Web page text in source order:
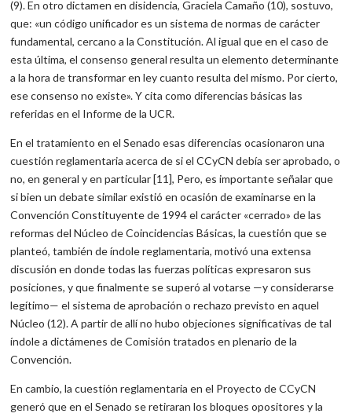
(9). En otro dictamen en disidencia, Graciela Camaño (10), sostuvo,
que: «un código unificador es un sistema de normas de carácter
fundamental, cercano a la Constitución. Al igual que en el caso de
esta última, el consenso general resulta un elemento determinante
a la hora de transformar en ley cuanto resulta del mismo. Por cierto,
ese consenso no existe». Y cita como diferencias básicas las
referidas en el Informe de la UCR.
En el tratamiento en el Senado esas diferencias ocasionaron una
cuestión reglamentaria acerca de si el CCyCN debía ser aprobado, o
no, en general y en particular [11], Pero, es importante señalar que
si bien un debate similar existió en ocasión de examinarse en la
Convención Constituyente de 1994 el carácter «cerrado» de las
reformas del Núcleo de Coincidencias Básicas, la cuestión que se
planteó, también de índole reglamentaria, motivó una extensa
discusión en donde todas las fuerzas políticas expresaron sus
posiciones, y que finalmente se superó al votarse —y considerarse
legítimo— el sistema de aprobación o rechazo previsto en aquel
Núcleo (12). A partir de allí no hubo objeciones significativas de tal
índole a dictámenes de Comisión tratados en plenario de la
Convención.
En cambio, la cuestión reglamentaria en el Proyecto de CCyCN
generó que en el Senado se retiraran los bloques opositores y la